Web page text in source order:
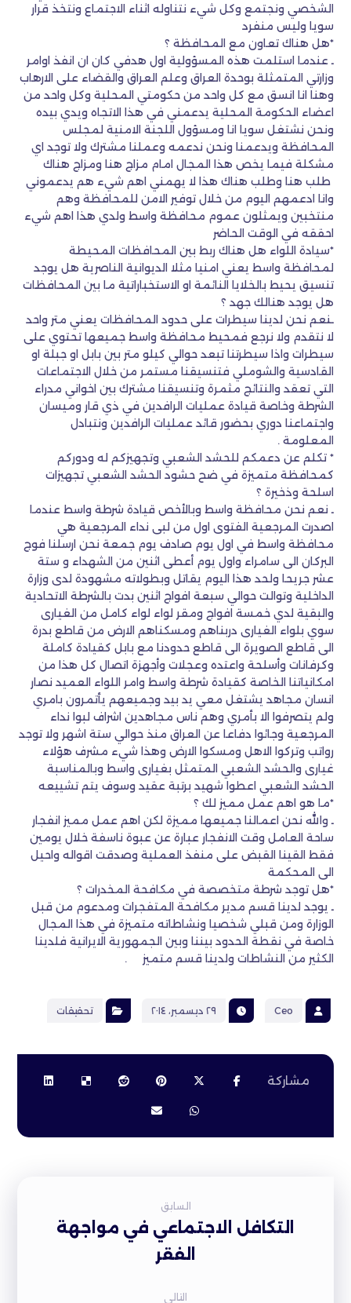
الشخصي ونجتمع وكل شيء نتناوله اثناء الاجتماع ونتخذ قرار
سويا وليس منفرد
*هل هناك تعاون مع المحافظة ؟
ـ عندما استلمت هذه المسؤولية اول هدفي كان ان انفذ اوامر
وزارتي المتمثلة بوحدة العراق وعلم العراق والقضاء على الارهاب
وهنا انا انسق مع كل واحد من حكومتي المحلية وكل واحد من
اعضاء الحكومة المحلية يدعمني في هذا الاتجاه ويدي بيده
ونحن نشتغل سويا انا ومسؤول اللجنة الامنية لمجلس
المحافظة ويدعمنا ونحن ندعمه وعملنا مشترك ولا توجد اي
مشكلة فيما يخص هذا المجال امام مزاج هنا ومزاج هناك
طلب هنا وطلب هناك هذا لا يهمني اهم شيء هم يدعموني
وانا ادعمهم اليوم من خلال توفير الامن للمحافظة وهم
منتخبين ويمثلون عموم محافظة واسط ولدي هذا اهم شيء
احققه في الوقت الحاضر
*سيادة اللواء هل هناك ربط بين المحافظات المحيطة
لمحافظة واسط يعني امنيا مثلا الديوانية الناصرية هل يوجد
تنسيق يحيط بالخلايا النائمة او الاستخباراتية ما بين المحافظات
هل يوجد هنالك جهد ؟
ـنعم نحن لدينا سيطرات على حدود المحافظات يعني متر واحد
لا نتقدم ولا نرجع فمحيط محافظة واسط جميعها تحتوي على
سيطرات واذا سيطرتنا تبعد حوالي كيلو متر بين بابل او جبلة او
القادسية والشوملي فتنسيقنا مستمر من خلال الاجتماعات
التي تعقد والنتائج مثمرة وتنسيقنا مشترك بين اخواني مدراء
الشرطة وخاصة قيادة عمليات الرافدين في ذي قار وميسان
واجتماعنا دوري بحضور قائد عمليات الرافدين ونتبادل
المعلومة .
* تكلم عن دعمكم للحشد الشعبي وتجهيزكم له ودوركم
كمحافظة متميزة في ضح حشود الحشد الشعبي تجهيزات
اسلحة وذخيرة ؟
ـ نعم نحن محافظة واسط وبالأخص قيادة شرطة واسط عندما
اصدرت المرجعية الفتوى اول من لبى نداء المرجعية هي
محافظة واسط في اول يوم صادف يوم جمعة نحن ارسلنا فوج
البركان الى سامراء واول يوم أعطى اثنين من الشهداء و ستة
عشر جريحا ولحد هذا اليوم يقاتل وبطولاته مشهودة لدى وزارة
الداخلية وتوالت حوالي سبعة افواج اثنين بدت بالشرطة الاتحادية
والبقية لدي خمسة افواج ومقر لواء لواء كامل من الغيارى
سوي بلواء الغيارى دربناهم ومسكناهم الارض من قاطع بدرة
الى قاطع الصويرة الى قاطع حدودنا مع بابل كقيادة كاملة
وكرفانات وأسلحة واعتده وعجلات وأجهزة اتصال كل هذا من
امكانياتنا الخاصة كقيادة شرطة واسط وامر اللواء العميد نصار
انسان مجاهد يشتغل معي يد بيد وجميعهم يأتمرون بامري
ولم يتصرفوا الا بأمري وهم ناس مجاهدين اشراف لبوا نداء
المرجعية وجائوا دفاعا عن العراق منذ حوالي ستة اشهر ولا توجد
رواتب وتركوا الاهل ومسكوا الارض وهذا شيء مشرف هؤلاء
غيارى والحشد الشعبي المتمثل بغيارى واسط وبالمناسبة
الحشد الشعبي اعطوا شهيد برتبة عقيد وسوف يتم تشييعه
*ما هو اهم عمل مميز لك ؟
ـ والله نحن اعمالنا جميعها مميزة لكن اهم عمل مميز انفجار
ساحة العامل وقت الانفجار عبارة عن عبوة ناسفة خلال يومين
فقط القينا القبض على منفذ العملية وصدقت اقواله واحيل
الى المحكمة
*هل توجد شرطة متخصصة في مكافحة المخدرات ؟
ـ يوجد لدينا قسم مدير مكافحة المتفجرات ومدعوم من قبل
الوزارة ومن قبلي شخصيا ونشاطاته متميزة في هذا المجال
خاصة في نقطة الحدود بيننا وبين الجمهورية الايرانية فلدينا
الكثير من النشاطات ولدينا قسم متميز .
Ceo ٢٩ ديسمبر، ٢٠١٤ تحقيقات
السابق
التكافل الاجتماعي في مواجهة
الفقر
التالى